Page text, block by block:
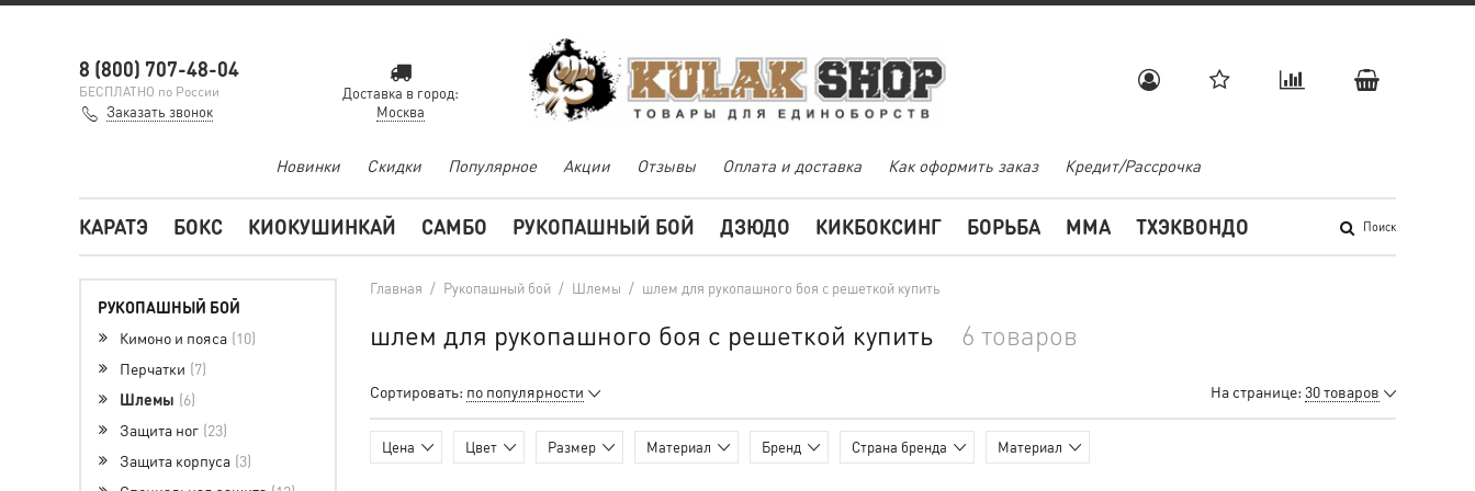
8 (800) 707-48-04
БЕСПЛАТНО по России
Заказать звонок
Доставка в город:
Москва
Новинки Скидки Популярное Акции Отзывы Оплата и доставка Как оформить заказ Кредит/Рассрочка
Поиск
КАРАТЭ БОКС КИОКУШИНКАЙ САМБО РУКОПАШНЫЙ БОЙ ДЗЮДО КИКБОКСИНГ БОРЬБА MMA ТХЭКВОНДО
Главная / Рукопашный бой / Шлемы / шлем для рукопашного боя с решеткой купить
шлем для рукопашного боя с решеткой купить 6 товаров
Сортировать: по популярности На странице: 30 товаров
Цена Цвет Размер Материал Бренд Страна бренда Материал
РУКОПАШНЫЙ БОЙ
Кимоно и пояса 10
Перчатки 7
Шлемы 6
Защита ног 23
Защита корпуса 3